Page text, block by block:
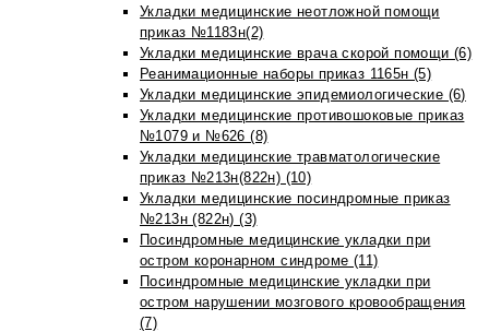
Укладки медицинские неотложной помощи
приказ №1183н(2)
Укладки медицинские врача скорой помощи (6)
Реанимационные наборы приказ 1165н (5)
Укладки медицинские эпидемиологические (6)
Укладки медицинские противошоковые приказ
№1079 и №626 (8)
Укладки медицинские травматологические
приказ №213н(822н) (10)
Укладки медицинские посиндромные приказ
№213н (822н) (3)
Посиндромные медицинские укладки при
остром коронарном синдроме (11)
Посиндромные медицинские укладки при
остром нарушении мозгового кровообращения
(7)